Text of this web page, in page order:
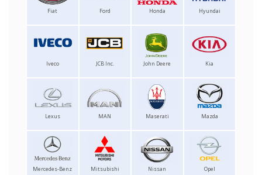
Fiat Ford Honda Hyundai
Iveco JCB Inc. John Deere Kia
Lexus MAN Maserati Mazda
Mercedes-Benz Mitsubishi Nissan Opel